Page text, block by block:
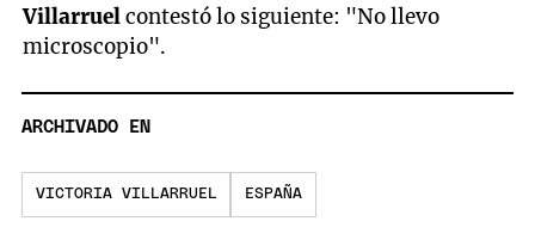
Villarruelcontestó lo siguiente: "No llevo
microscopio".
ARCHIVADO EN
VICTORIA VILLARRUEL ESPAÑA